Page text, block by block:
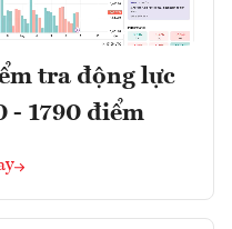
tra động lực
- 1790 điểm